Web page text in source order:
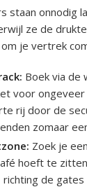
staan onnodig
ze de
je vertrek
Boek via de
voor
rij door de
zomaar
Zoek je
hoeft te
de